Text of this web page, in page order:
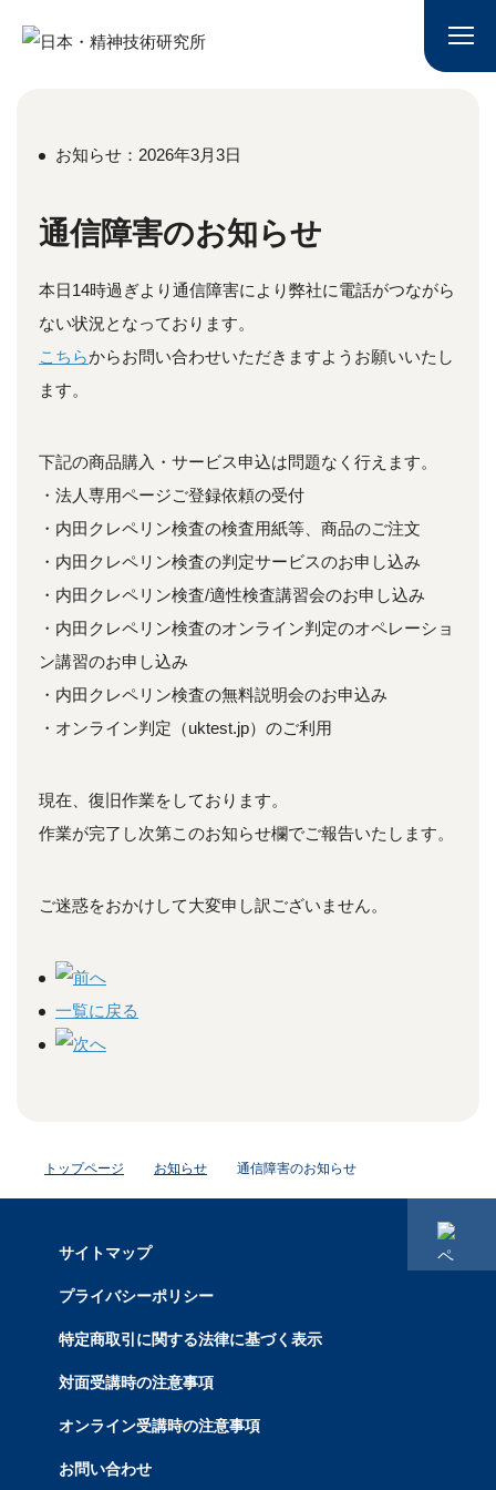
お知らせ：2026年3月3日
通信障害のお知らせ
本日14時過ぎより通信障害により弊社に電話がつながら
ない状況となっております。
こちらからお問い合わせいただきますようお願いいたし
ます。
下記の商品購入・サービス申込は問題なく行えます。
・法人専用ページご登録依頼の受付
・内田クレペリン検査の検査用紙等、商品のご注文
・内田クレペリン検査の判定サービスのお申し込み
・内田クレペリン検査/適性検査講習会のお申し込み
・内田クレペリン検査のオンライン判定のオペレーショ
ン講習のお申し込み
・内田クレペリン検査の無料説明会のお申込み
・オンライン判定（uktest.jp）のご利用
現在、復旧作業をしております。
作業が完了し次第このお知らせ欄でご報告いたします。
ご迷惑をおかけして大変申し訳ございません。
一覧に戻る
トップページ お知らせ 通信障害のお知らせ
サイトマップ
プライバシーポリシー
特定商取引に関する法律に基づく表示
対面受講時の注意事項
オンライン受講時の注意事項
お問い合わせ